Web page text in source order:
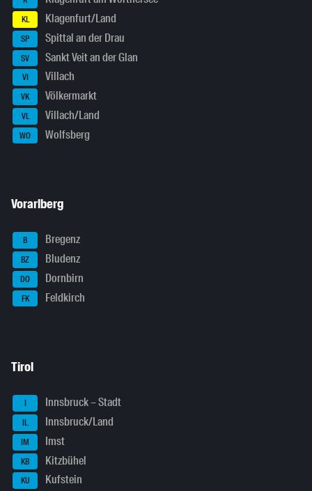
KL Klagenfurt/Land
SP Spittal an der Drau
SV Sankt Veit an der Glan
VI Villach
VK Völkermarkt
VL Villach/Land
WO Wolfsberg
Vorarlberg
B Bregenz
BZ Bludenz
DO Dornbirn
FK Feldkirch
Tirol
I Innsbruck – Stadt
IL Innsbruck/Land
IM Imst
KB Kitzbühel
KU Kufstein